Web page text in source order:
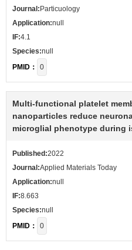
Journal: Particuology
Application:null
IF:4.1
Species:null
PMID：
0
Multi-functional platelet
nanoparticles reduce
microglial phenotype during
Published:2022
Journal:Applied Materials Today
Application:null
IF:8.663
Species:null
PMID：
0